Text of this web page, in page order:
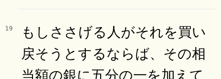
19
もしささげる人がそれを買い
戻そうとするならば、その相
当額の銀に五分の一を加えて